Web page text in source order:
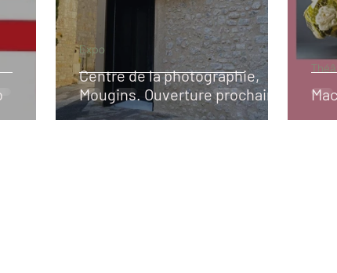
Centre de la photographie,
Mougins. Ouverture prochaine
Expo